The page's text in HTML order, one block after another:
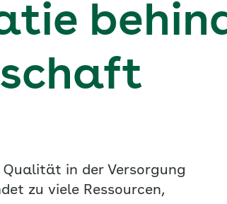
in der Versorgung
zu viele Ressourcen,